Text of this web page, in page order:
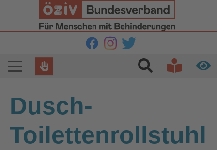
Zur Hauptnavigation springen
Zum Hauptinhalt springen
Zur Fußzeile springen
Dusch-
Toilettenrollstuhl